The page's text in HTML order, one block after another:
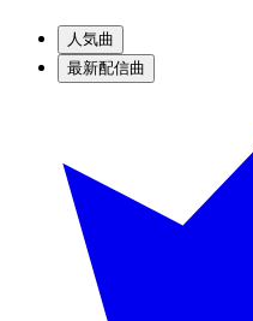
人気曲
最新配信曲